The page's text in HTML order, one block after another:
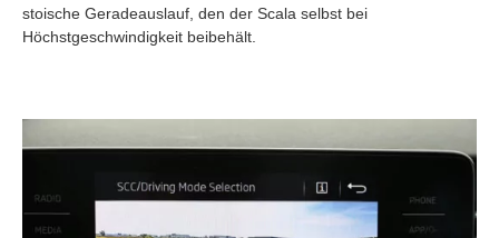
stoische Geradeauslauf, den der Scala selbst bei
Höchstgeschwindigkeit beibehält.